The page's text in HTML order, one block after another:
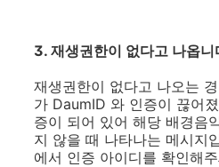
3. 재생권한이 없다고 나옵
재생권한이 없다고 나오는
가 DaumID 와 인증이 끊어
증이 되어 있어 해당 배경음
지 않을 때 나타나는 메시지
에서 인증 아이디를 확인해